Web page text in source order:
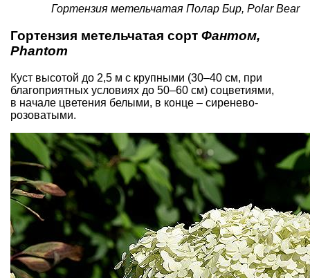
Гортензия метельчатая Полар Бир, Polar Bear
Гортензия метельчатая сорт Фантом,
Phantom
Куст высотой до 2,5 м с крупными (30–40 см, при
благоприятных условиях до 50–60 см) соцветиями,
в начале цветения белыми, в конце – сиренево-
розоватыми.